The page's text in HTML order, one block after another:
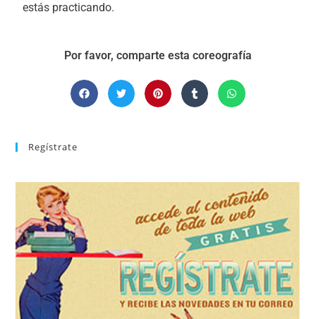
estás practicando.
Por favor, comparte esta coreografía
Regístrate
correo la newsletter con las novedades tanto en el blog, como
de nuevos bailes. En cualquier momento puedes dar de baja
tu suscripción a la newsletter sin dejar de estar registrado.
REGÍSTRATE